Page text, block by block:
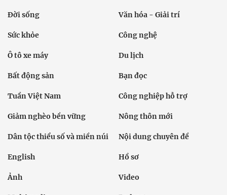
Đời sống Văn hóa - Giải trí
Sức khỏe Công nghệ
Ô tô xe máy Du lịch
Bất động sản Bạn đọc
Tuần Việt Nam Công nghiệp hỗ trợ
Giảm nghèo bền vững Nông thôn mới
Dân tộc thiểu số và miền núi Nội dung chuyên đề
English Hồ sơ
Ảnh Video